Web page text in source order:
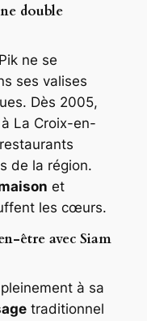
double
ne se
ses valises
Dès 2005,
La Croix-en-
de la région.
et
les cœurs.
être avec Siam
à sa
traditionnel